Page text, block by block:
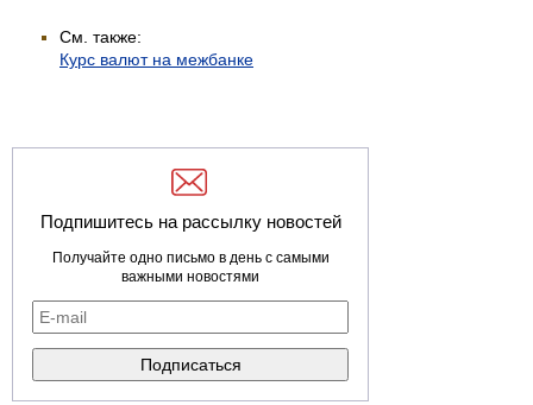
См. также:
Курс валют на межбанке
Подпишитесь на рассылку новостей
Получайте одно письмо в день с самыми
важными новостями